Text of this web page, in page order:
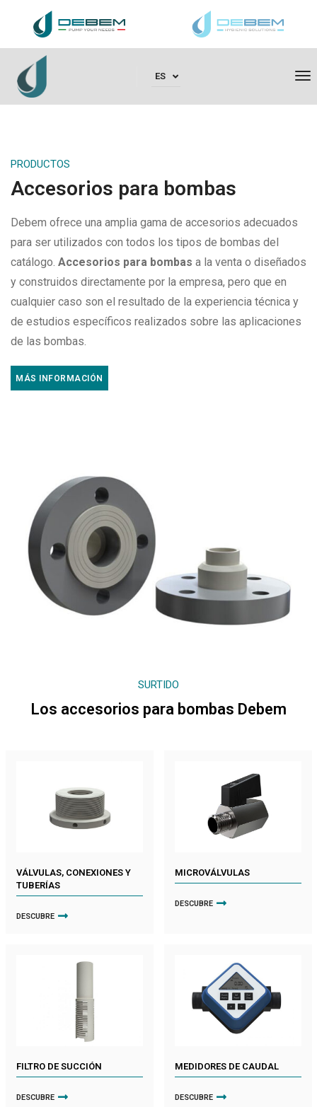
ES
PRODUCTOS
Accesorios para bombas
Debem ofrece una amplia gama de accesorios adecuados
para ser utilizados con todos los tipos de bombas del
catálogo. Accesorios para bombas a la venta o diseñados
y construidos directamente por la empresa, pero que en
cualquier caso son el resultado de la experiencia técnica y
de estudios específicos realizados sobre las aplicaciones
de las bombas.
MÁS INFORMACIÓN
SURTIDO
Los accesorios para bombas Debem
VÁLVULAS, CONEXIONES Y
TUBERÍAS
DESCUBRE
MICROVÁLVULAS
DESCUBRE
FILTRO DE SUCCIÓN
DESCUBRE
MEDIDORES DE CAUDAL
DESCUBRE